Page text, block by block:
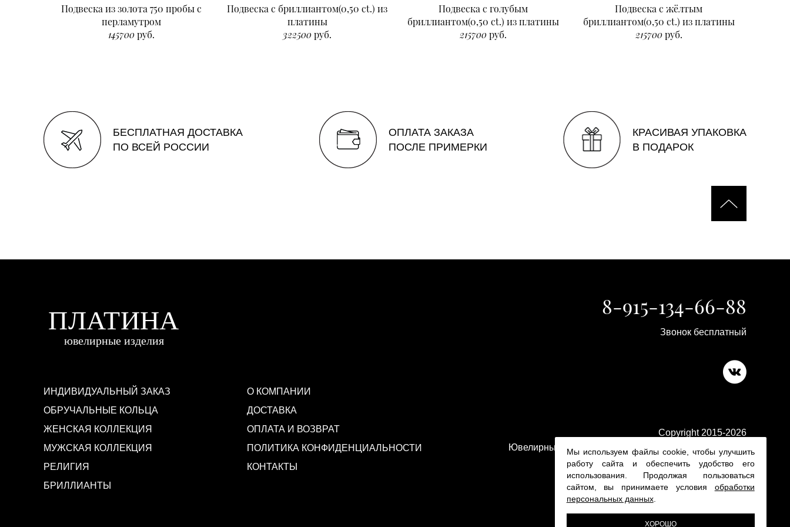
Подвеска из золота 750 пробы с
перламутром
145700руб.
Подвеска с бриллиантом(0,50 ct.) из
платины
322500руб.
Подвеска с голубым
бриллиантом(0,50 ct.) из платины
215700руб.
Подвеска с жёлтым
бриллиантом(0,50 ct.) из платины
215700руб.
БЕСПЛАТНАЯ ДОСТАВКА
ПО ВСЕЙ РОССИИ
ОПЛАТА ЗАКАЗА
ПОСЛЕ ПРИМЕРКИ
КРАСИВАЯ УПАКОВКА
В ПОДАРОК
ИНДИВИДУАЛЬНЫЙ ЗАКАЗ
ОБРУЧАЛЬНЫЕ КОЛЬЦА
ЖЕНСКАЯ КОЛЛЕКЦИЯ
МУЖСКАЯ КОЛЛЕКЦИЯ
РЕЛИГИЯ
БРИЛЛИАНТЫ
О КОМПАНИИ
ДОСТАВКА
ОПЛАТА И ВОЗВРАТ
ПОЛИТИКА КОНФИДЕНЦИАЛЬНОСТИ
КОНТАКТЫ
8-915-134-66-88
Звонок бесплатный
Copyright 2015-2026
Ювелирные изделия в ювелирном магазине Platina 24
Мы используем файлы cookie, чтобы улучшить
работу сайта и обеспечить удобство его
использования. Продолжая пользоваться
сайтом, вы принимаете условия обработки
персональных данных.
ХОРОШО